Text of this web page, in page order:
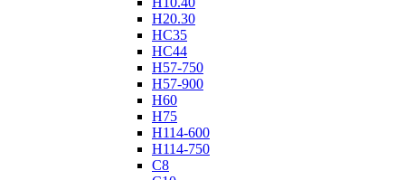
Н20.30
НС35
НС44
Н57-750
Н57-900
Н60
Н75
Н114-600
Н114-750
С8